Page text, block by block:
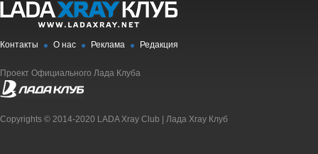
Контакты О нас Реклама Редакция
Проект Официального Лада Клуба
Copyrights © 2014-2020 LADA Xray Club | Лада Xray Клуб